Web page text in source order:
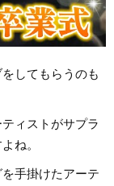
してもらうのも
ィストがサプラ
ね。
手掛けたアーテ